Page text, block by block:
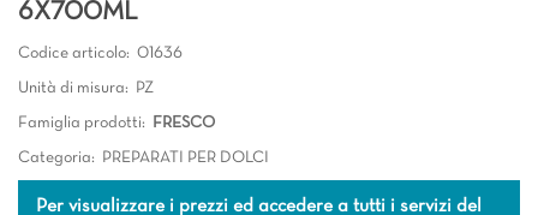
6X700ML
Codice articolo: 01636
Unità di misura: PZ
Famiglia prodotti: FRESCO
Categoria: PREPARATI PER DOLCI
Per visualizzare i prezzi ed accedere a tutti i servizi del